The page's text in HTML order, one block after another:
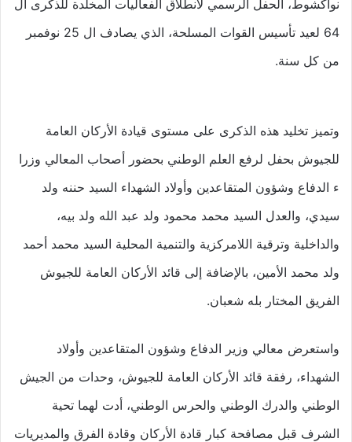
نواكشوط، الحفل الرسمي لانطلاق الفعاليات المخلدة للذكرى ال
64 لعيد تأسيس القوات المسلحة، الذي يصادف ال 25 نوفمبر
من كل سنة.
وتميز تخليد هذه الذكرى على مستوى قيادة الأركان العامة
للجيوش بحفل لرفع العلم الوطني بحضور أصحاب المعالي وزرا
ء الدفاع وشؤون المتقاعدين وأولاد الشهداء السيد حننه ولد
سيدي، والعدل السيد محمد محمود ولد عبد الله ولد بيه،
والداخلية وترقية اللامركزية والتنمية المحلية السيد محمد أحمد
ولد محمد الأمين، بالإضافة إلى قائد الأركان العامة للجيوش
الفريق المختار بله شعبان.
واستعرض معالي وزير الدفاع وشؤون المتقاعدين وأولاد
الشهداء، رفقة قائد الأركان العامة للجيوش، وحدات من الجيش
الوطني والدرك الوطني والحرس الوطني، أدت لهما تحية
الشرف قبل مصافحة كبار قادة الأركان وقادة الفرق والمديريات